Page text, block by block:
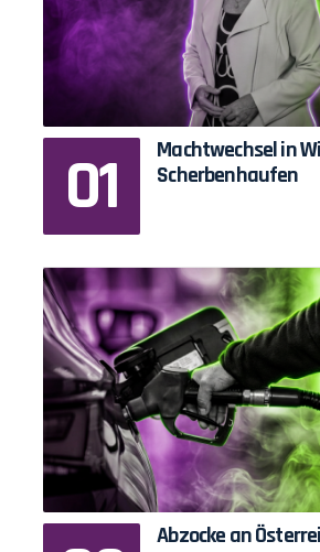
Machtwechsel in
Scherbenhaufen
Abzocke an